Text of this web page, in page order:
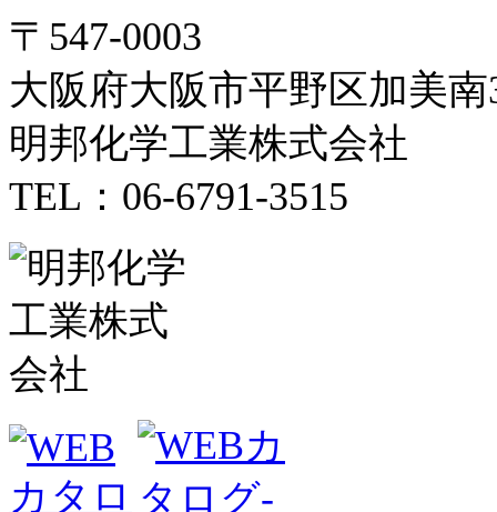
〒547-0003
大阪府大阪市平野区加美南
明邦化学工業株式会社
TEL：06-6791-3515